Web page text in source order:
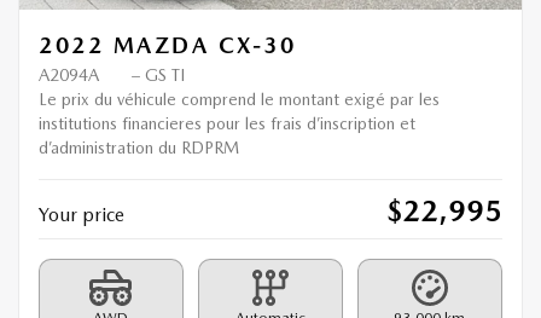
2022 MAZDA CX-30
A2094A
– GS TI
Le prix du véhicule comprend le montant exigé par les
institutions financieres pour les frais d’inscription et
d’administration du RDPRM
Your price $22,995